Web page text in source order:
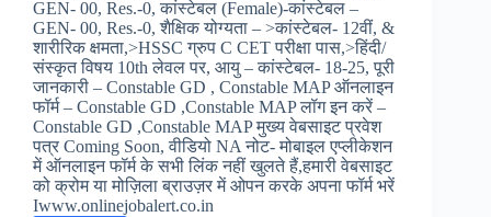
GEN- 00, Res.-0, कांस्टेबल (Female)-कांस्टेबल –
GEN- 00, Res.-0, शैक्षिक योग्यता – >कांस्टेबल- 12वीं, &
शारीरिक क्षमता,>HSSC ग्रुप C CET परीक्षा पास,>हिंदी/
संस्कृत विषय 10th लेवल पर, आयु – कांस्टेबल- 18-25, पूरी
जानकारी – Constable GD , Constable MAP ऑनलाइन
फॉर्म – Constable GD ,Constable MAP लॉग इन करें –
Constable GD ,Constable MAP मुख्य वेबसाइट प्रवेश
पत्र Coming Soon, वीडियो NA नोट- मोबाइल एप्लीकेशन
में ऑनलाइन फॉर्म के सभी लिंक नहीं खुलते हैं,हमारी वेबसाइट
को क्रोम या मोज़िला ब्राउज़र में ओपन करके अपना फॉर्म भरें
Iwww.onlinejobalert.co.in